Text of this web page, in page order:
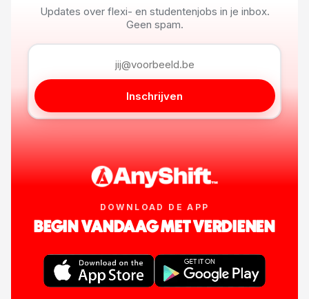
Updates over flexi- en studentenjobs in je inbox.
Geen spam.
Inschrijven
DOWNLOAD DE APP
BEGIN VANDAAG MET VERDIENEN